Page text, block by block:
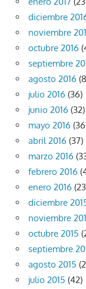
diciembre
noviembre
octubre 2016
septiembre
agosto 2016
julio 2016 (36)
junio 2016 (32)
mayo 2016
abril 2016 (37)
marzo 2016
febrero 2016
enero 2016
diciembre
noviembre
octubre 2015
septiembre
agosto 2015
julio 2015 (42)